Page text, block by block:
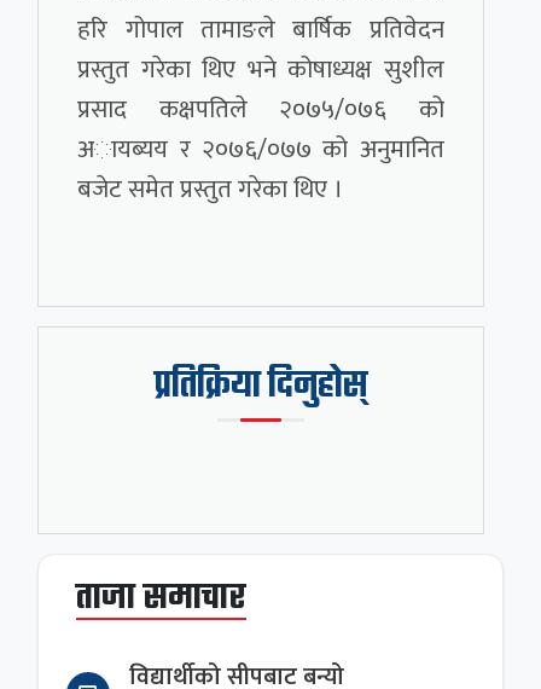
हरि गोपाल तामाङले बार्षिक प्रतिवेदन
प्रस्तुत गरेका थिए भने कोषाध्यक्ष सुशील
प्रसाद कक्षपतिले २०७५/०७६ को
अायब्यय र २०७६/०७७ को अनुमानित
बजेट समेत प्रस्तुत गरेका थिए ।
प्रतिक्रिया दिनुहोस्
ताजा समाचार
विद्यार्थीको सीपबाट बन्यो